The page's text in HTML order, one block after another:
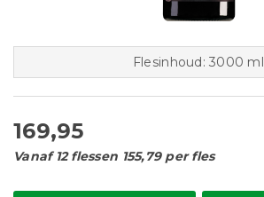
Flesinhoud: 3000 ml
169,95
Vanaf 12 flessen 155,79 per fles